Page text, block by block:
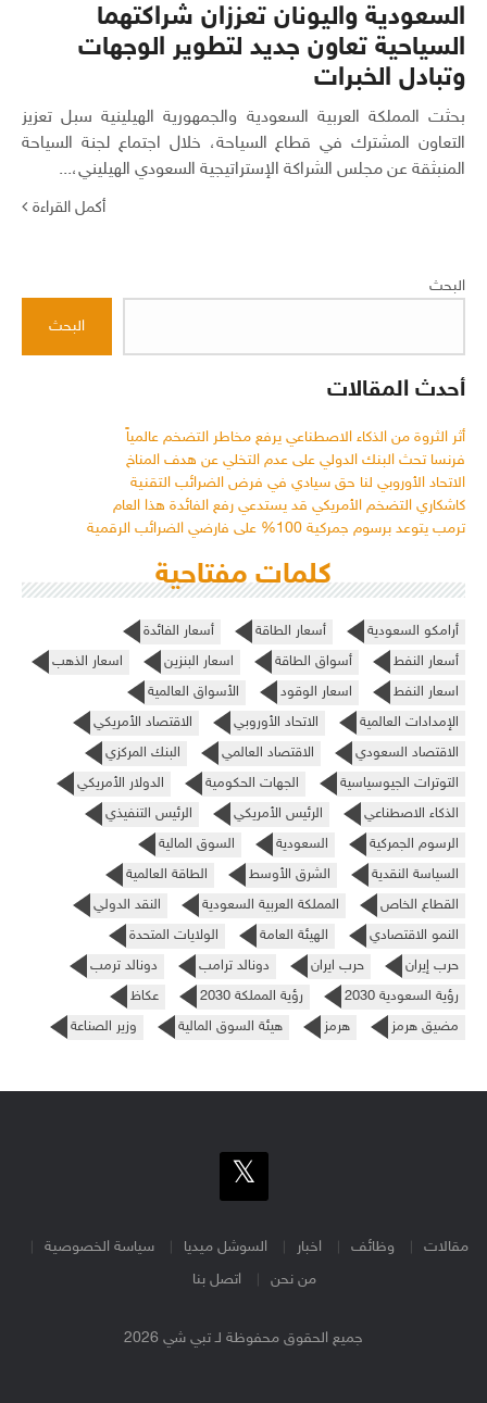
السعودية واليونان تعززان شراكتهما
السياحية تعاون جديد لتطوير الوجهات
وتبادل الخبرات
بحثت المملكة العربية السعودية والجمهورية الهيلينية سبل تعزيز
التعاون المشترك في قطاع السياحة، خلال اجتماع لجنة السياحة
المنبثقة عن مجلس الشراكة الإستراتيجية السعودي الهيليني،...
أكمل القراءة
البحث
البحث
أحدث المقالات
أثر الثروة من الذكاء الاصطناعي يرفع مخاطر التضخم عالمياً
فرنسا تحث البنك الدولي على عدم التخلي عن هدف المناخ
الاتحاد الأوروبي لنا حق سيادي في فرض الضرائب التقنية
كاشكاري التضخم الأمريكي قد يستدعي رفع الفائدة هذا العام
ترمب يتوعد برسوم جمركية 100% على فارضي الضرائب الرقمية
كلمات مفتاحية
أرامكو السعودية أسعار الطاقة
أسعار الفائدة
أسعار النفط
أسواق الطاقة اسعار البنزين
اسعار الذهب
اسعار النفط
اسعار الوقود
الأسواق العالمية
الإمدادات العالمية
الاتحاد الأوروبي
الاقتصاد الأمريكي
الاقتصاد السعودي
الاقتصاد العالمي
البنك المركزي
التوترات الجيوسياسية
الجهات الحكومية
الدولار الأمريكي
الذكاء الاصطناعي
الرئيس الأمريكي
الرئيس التنفيذي
الرسوم الجمركية
السعودية
السوق المالية
السياسة النقدية
الشرق الأوسط
الطاقة العالمية
القطاع الخاص
المملكة العربية السعودية
النقد الدولي
النمو الاقتصادي
الهيئة العامة
الولايات المتحدة
حرب إيران
حرب ايران دونالد ترامب
دونالد ترمب
رؤية السعودية 2030
رؤية المملكة 2030
عكاظ
مضيق هرمز
هرمز هيئة السوق المالية وزير الصناعة
مقالات وظائف اخبار السوشل ميديا
سياسة الخصوصية
من نحن
اتصل بنا
جميع الحقوق محفوظة لـ تبي شي 2026